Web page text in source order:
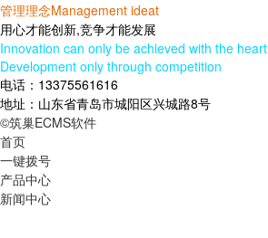
管理理念Management ideat
用心才能创新,竞争才能发展
Innovation can only be achieved with the heart
Development only through competition
电话：13375561616
地址：山东省青岛市城阳区兴城路8号
©筑巢ECMS软件
首页
一键拨号
产品中心
新闻中心